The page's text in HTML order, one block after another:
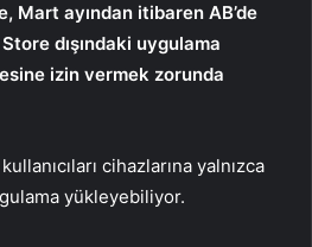
Mart ayından itibaren AB’de
dışındaki uygulama
izin vermek zorunda
cihazlarına yalnızca
yükleyebiliyor.